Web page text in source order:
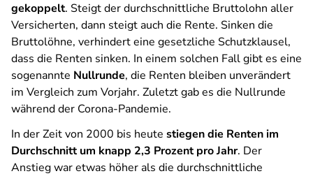
gekoppelt. Steigt der durchschnittliche Bruttolohn aller
Versicherten, dann steigt auch die Rente. Sinken die
Bruttolöhne, verhindert eine gesetzliche Schutzklausel,
dass die Renten sinken. In einem solchen Fall gibt es eine
sogenannte Nullrunde, die Renten bleiben unverändert
im Vergleich zum Vorjahr. Zuletzt gab es die Nullrunde
während der Corona-Pandemie.
In der Zeit von 2000 bis heute stiegen die Renten im
Durchschnitt um knapp 2,3 Prozent pro Jahr. Der
Anstieg war etwas höher als die durchschnittliche